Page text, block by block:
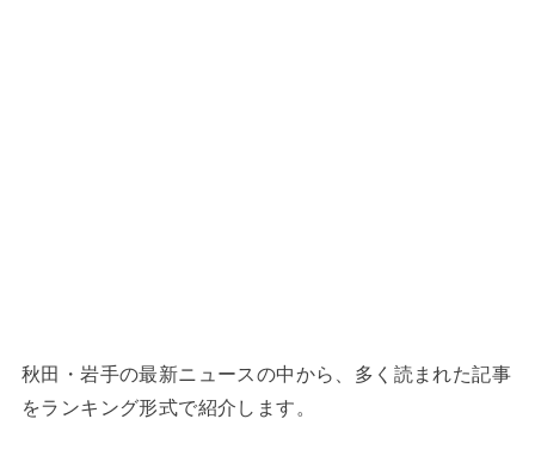
秋田・岩手の最新ニュースの中から、多く読まれた記事
をランキング形式で紹介します。